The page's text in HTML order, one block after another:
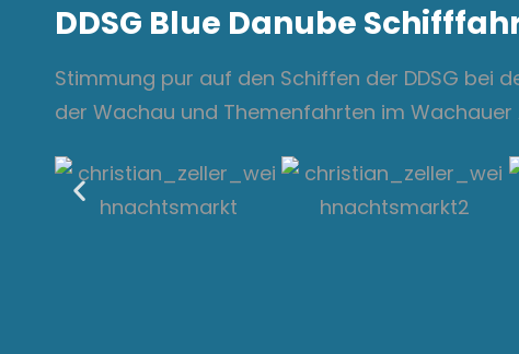
DDSG Blue Danube
Stimmung pur auf den Schiffen der DDSG bei
der Wachau und Themenfahrten im Wachauer